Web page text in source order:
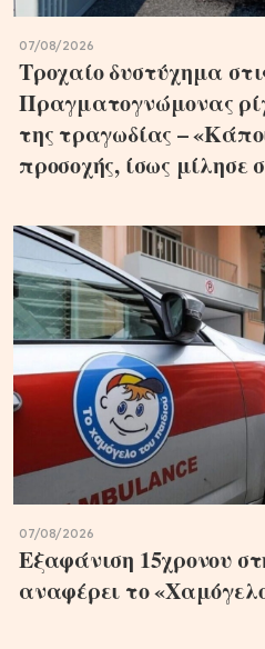
07/08/2026
Τροχαίο δυστύχημα
Πραγματογνώμονας
της τραγωδίας –
προσοχής, ίσως μίλησε
07/08/2026
Εξαφάνιση 15χρονου
αναφέρει το